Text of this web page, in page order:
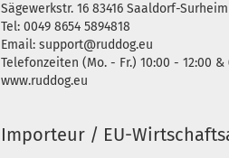
Sägewerkstr. 16 83416 Saaldorf-Surheim
Tel: 0049 8654 5894818
Email: support@ruddog.eu
Telefonzeiten (Mo. - Fr.) 10:00 - 12:00 &
www.ruddog.eu
Importeur / EU-